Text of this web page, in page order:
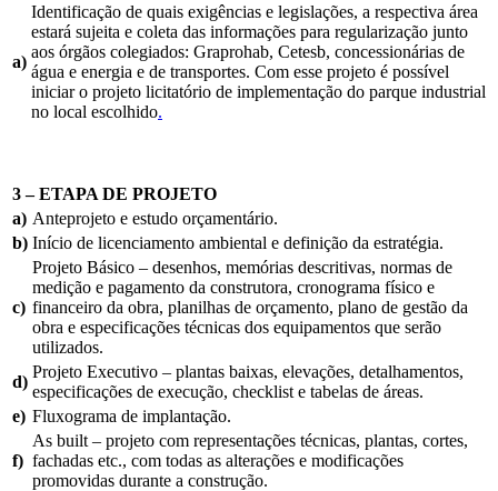
a)
Identificação de quais exigências e legislações, a respectiva área
estará sujeita e coleta das informações para regularização junto
aos órgãos colegiados: Graprohab, Cetesb, concessionárias de
água e energia e de transportes. Com esse projeto é possível
iniciar o projeto licitatório de implementação do parque industrial
no local escolhido.
3 – ETAPA DE PROJETO
a) Anteprojeto e estudo orçamentário.
b) Início de licenciamento ambiental e definição da estratégia.
c)
Projeto Básico – desenhos, memórias descritivas, normas de
medição e pagamento da construtora, cronograma físico e
financeiro da obra, planilhas de orçamento, plano de gestão da
obra e especificações técnicas dos equipamentos que serão
utilizados.
d)
Projeto Executivo – plantas baixas, elevações, detalhamentos,
especificações de execução, checklist e tabelas de áreas.
e) Fluxograma de implantação.
f)
As built – projeto com representações técnicas, plantas, cortes,
fachadas etc., com todas as alterações e modificações
promovidas durante a construção.